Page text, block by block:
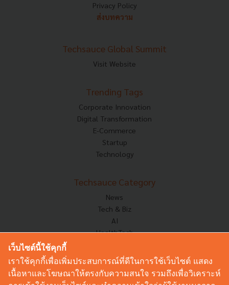
Privacy Policy
ส่งบทความ
Techsauce Global Summit
Visit Website
Trending Tags
Corporate Innovation
Digital Transformation
E-Commerce
Startup
Technology
Techsauce Category
News
Tech & Biz
AI
HealthTech
Corp Innov
Saucy Thoughts
Based On
เว็บไซต์นี้ใช้คุกกี้
เราใช้คุกกี้เพื่อเพิ่มประสบการณ์ที่ดีในการใช้เว็บไซต์ แสดง
เนื้อหาและโฆษณาให้ตรงกับความสนใจ รวมถึงเพื่อวิเคราะห์